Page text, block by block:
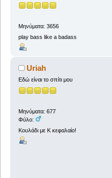
Μηνύματα: 3656
play bass like a badass
Uriah
Εδώ είναι το σπίτι μου
Μηνύματα: 677
Φύλο:
Κουλάδι με Κ κεφαλαίο!